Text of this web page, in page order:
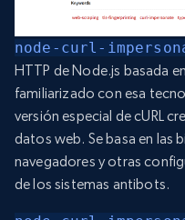
node-curl-
HTTP de Node.js basada
familiarizado con esa
versión especial de cURL
datos web. Se basa en las
navegadores y otras
de los sistemas antibots.